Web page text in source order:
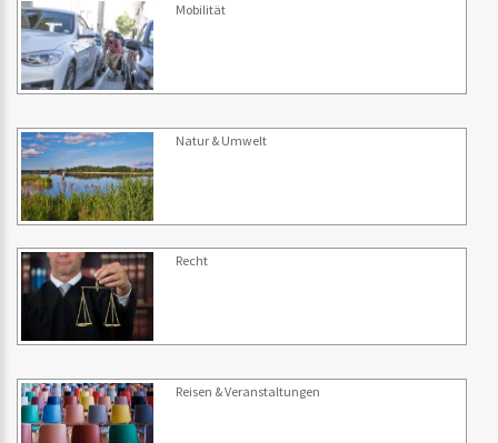
Mobilität
Natur & Umwelt
Recht
Reisen & Veranstaltungen